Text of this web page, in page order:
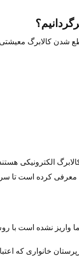
کالابرگ معیشتی
الکترونیکی
کرده است تا
واریز نشده است
خانواری که